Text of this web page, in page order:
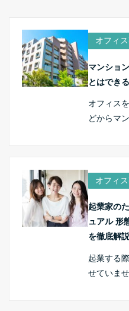
オフィ
マンショ
とはでき
オフィス
どからマ
オフィ
起業家の
ュアル 形
を徹底解
起業する
せていま